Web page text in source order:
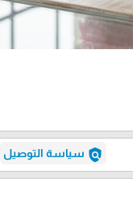
policy سياسة التوصيل